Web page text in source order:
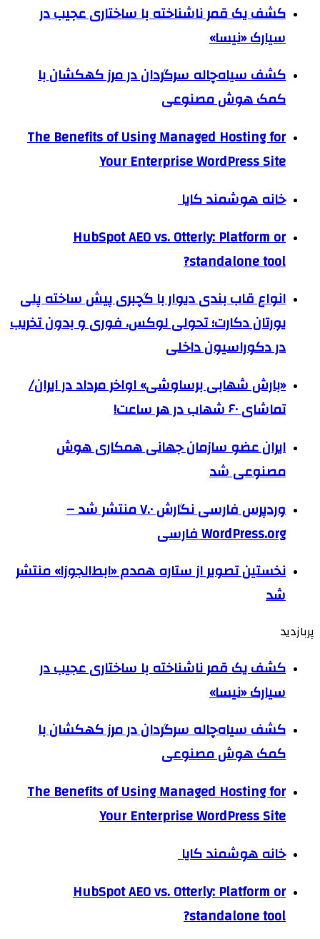
کشف یک قمر ناشناخته با ساختاری عجیب در
سیارک «نیسا»
کشف سیاه‌چاله سرگردان در مرز کهکشان با
کمک هوش مصنوعی
The Benefits of Using Managed Hosting for
Your Enterprise WordPress Site
خانه هوشمند کایا
HubSpot AEO vs. Otterly: Platform or
standalone tool?
انواع قاب بندی دیوار با گچبری پیش ساخته پلی
یورتان دکارت؛ تحولی لوکس، فوری و بدون تخریب
در دکوراسیون داخلی
«بارش شهابی برساوشی» اواخر مرداد در ایران/
تماشای ۶۰ شهاب در هر ساعت!
ایران عضو سازمان جهانی همکاری هوش
مصنوعی شد
وردپرس فارسی نگارش ۷.۰ منتشر شد –
WordPress.org فارسی
نخستین تصویر از ستاره همدم «ابط‌الجوزا» منتشر
شد
پربازدید
کشف یک قمر ناشناخته با ساختاری عجیب در
سیارک «نیسا»
کشف سیاه‌چاله سرگردان در مرز کهکشان با
کمک هوش مصنوعی
The Benefits of Using Managed Hosting for
Your Enterprise WordPress Site
خانه هوشمند کایا
HubSpot AEO vs. Otterly: Platform or
standalone tool?